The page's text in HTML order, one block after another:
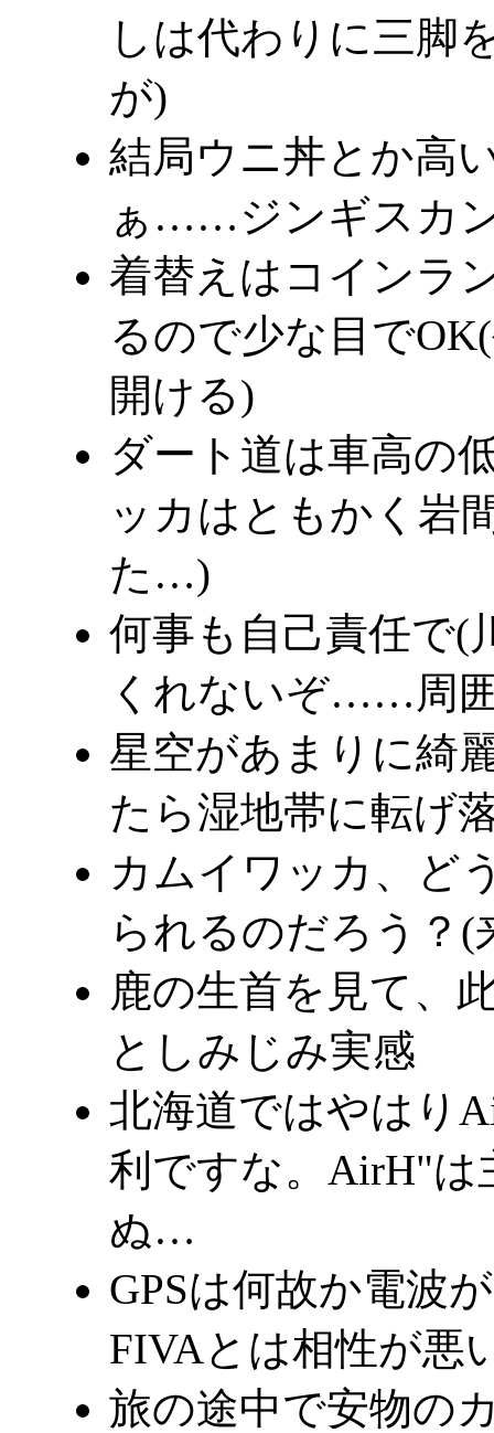
しは代わりに三脚
が)
結局ウニ丼とか高
ぁ……ジンギスカ
着替えはコインラ
るので少な目で
開ける)
ダート道は車高の
ッカはともかく岩
た…)
何事も自己責任で(
くれないぞ……周
星空があまりに綺
たら湿地帯に転げ
カムイワッカ、ど
られるのだろう？
鹿の生首を見て、
としみじみ実感
北海道ではやはり
利ですな。AirH"は
ぬ…
GPSは何故か電波
FIVAとは相性が悪
旅の途中で安物の